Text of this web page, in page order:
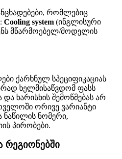
რომლებიც
Cooling system (ინგლისური
მწარმოებელ/მოდელის
ქარხნულ სპეციფიკაციას
ხელმისაწვდომ ფასს
ხარისხის შემოწმებას არ
ორივე ვარიანტი
ნაწილის ნომერი,
პირობები.
რეგიონებში